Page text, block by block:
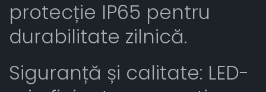
protecție IP65 pentru
durabilitate zilnică.
Siguranță și calitate: LED-